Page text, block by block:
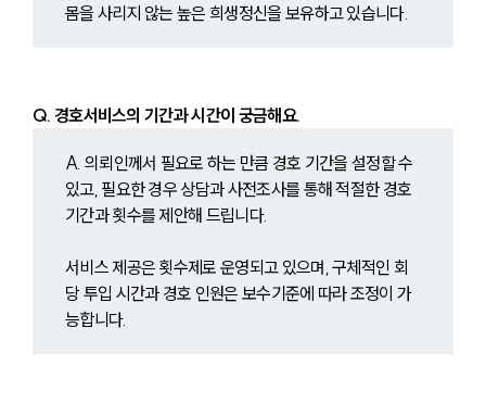
몸을 사리지 않는 높은 희생정신을 보유하고 있습니다.
Q. 경호서비스의 기간과 시간이 궁금해요.
A. 의뢰인께서 필요로 하는 만큼 경호 기간을 설정할 수
있고, 필요한 경우 상담과 사전조사를 통해 적절한 경호
기간과 횟수를 제안해 드립니다.
서비스 제공은 횟수제로 운영되고 있으며, 구체적인 회
당 투입 시간과 경호 인원은 보수기준에 따라 조정이 가
능합니다.